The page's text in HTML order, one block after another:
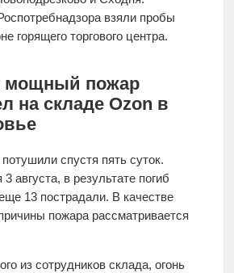
взяли пробы
горящего торгового центра.
мощный пожар
на складе Ozon в
спустя пять суток.
августа, в результате погиб
13 пострадали. В качестве
пожара рассматривается
из сотрудников склада, огонь